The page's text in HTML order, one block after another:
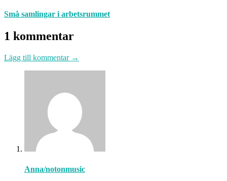
Små samlingar i arbetsrummet
1 kommentar
Lägg till kommentar →
Anna/notonmusic